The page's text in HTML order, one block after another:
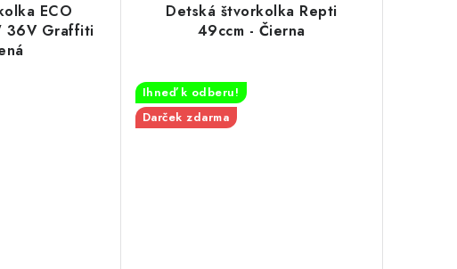
ECO
36V Graffiti
Detská štvorkolka Repti
49ccm - Čierna
Ihneď k odberu!
Darček zdarma